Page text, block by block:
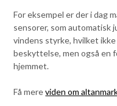
For eksempel er der i dag
sensorer, som automatisk
vindens styrke, hvilket
beskyttelse, men også
hjemmet.
Få mereviden om